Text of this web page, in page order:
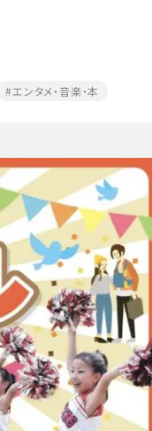
エンタメ・音楽・本